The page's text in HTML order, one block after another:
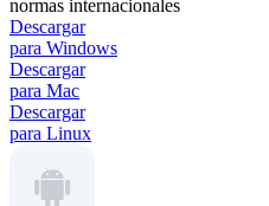
normas internacionales
Descargar
para Windows
Descargar
para Mac
Descargar
para Linux